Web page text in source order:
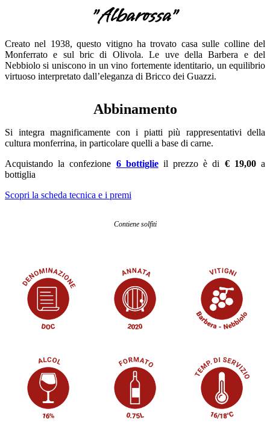
"Albarossa"
Creato nel 1938, questo vitigno ha trovato casa sulle colline del
Monferrato e sul bric di Olivola. Le uve della Barbera e del
Nebbiolo si uniscono in un vino fortemente identitario, un equilibrio
virtuoso interpretato dall’eleganza di Bricco dei Guazzi.
Abbinamento
Si integra magnificamente con i piatti più rappresentativi della
cultura monferrina, in particolare quelli a base di carne.
Acquistando la confezione 6 bottiglieil prezzo è di € 19,00a
bottiglia
Scopri la scheda tecnica e i premi
Contiene solfiti